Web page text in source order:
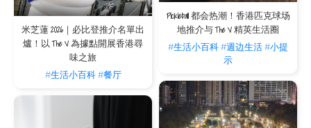
而言之，这是对香港本地餐饮文化最真实有效的体验。
除了有各式各样的美食选择，跑马地还是一个户外休闲中
心！ 跑马地赛马每周三晚上举行，来自香港各地的游客和
Pickleball 都会热潮！香港匹克球场
地推介与 The V 精英生活圈
#生活小百科#週边生活#小提
示
米芝蓮 2026｜必比登推介名單出
爐！以 The V 為據點開展香港尋
味之旅
#生活小百科 #餐厅